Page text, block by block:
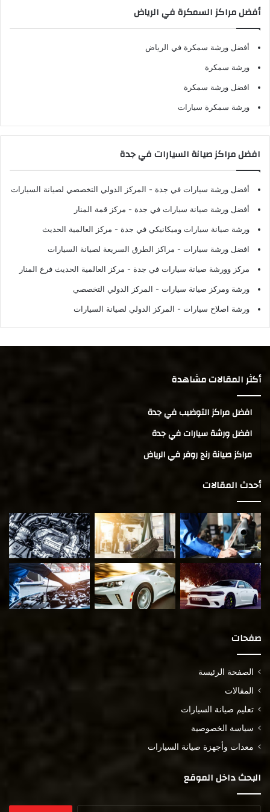
أفضل مراكز السمكرة في الرياض
أفضل ورشة سمكرة في الرياض
ورشة سمكرة
افضل ورشة سمكرة
ورشة سمكرة سيارات
افضل مراكز صيانة السيارات في جدة
أفضل ورشة سيارات في جدة - المركز الدولي التخصصي لصيانة السيارات
أفضل ورشة صيانة سيارات في جدة - مركز قمة المنار
ورشة صيانة سيارات وميكانيكي في جدة - مركز العالمية الحديث
افضل ورشة سيارات - مراكز الطرق السريعة لصيانة السيارات
مركز وورشة صيانة سيارات في جدة - مركز العالمية الحديث فرع المنار
ورشة ومركز صيانة سيارات - المركز الدولي التخصصي
ورشة اصلاح سيارات - المركز الدولي لصيانة السيارات
أكثر المقالات مشاهدة
افضل مراكز التوضيب في جدة
افضل ورشة سيارات في جدة
مراكز صيانة رنج روفر في الرياض
أحدث المقالات
صفحات
الصفحة الرئيسة
المقالات
تعليم صيانة السيارات
سياسة الخصوصية
معدات وأجهزة صيانة السيارات
البحث داخل الموقع